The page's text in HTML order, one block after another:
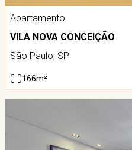
Apartamento
VILA NOVA CONCEIÇÃO
São Paulo, SP
166m²